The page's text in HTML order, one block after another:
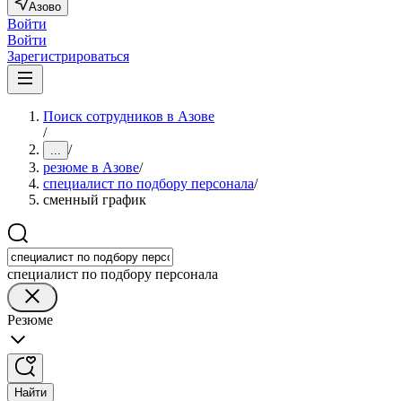
Азово
Войти
Войти
Зарегистрироваться
Поиск сотрудников в Азове
/
... /
резюме в Азове/
специалист по подбору персонала/
сменный график
специалист по подбору персонала
Резюме
Найти